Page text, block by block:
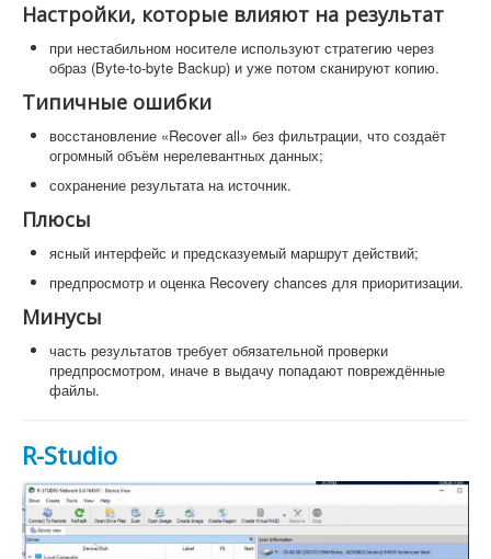
Настройки, которые влияют на результат
при нестабильном носителе используют стратегию через
образ (Byte-to-byte Backup) и уже потом сканируют копию.
Типичные ошибки
восстановление «Recover all» без фильтрации, что создаёт
огромный объём нерелевантных данных;
сохранение результата на источник.
Плюсы
ясный интерфейс и предсказуемый маршрут действий;
предпросмотр и оценка Recovery chances для приоритизации.
Минусы
часть результатов требует обязательной проверки
предпросмотром, иначе в выдачу попадают повреждённые
файлы.
R-Studio